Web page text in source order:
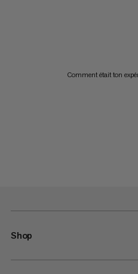
Comment était ton
Shop